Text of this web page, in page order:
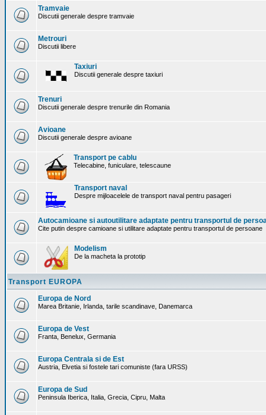
Tramvaie
Discutii generale despre tramvaie
Metrouri
Discutii libere
Taxiuri
Discutii generale despre taxiuri
Trenuri
Discutii generale despre trenurile din Romania
Avioane
Discutii generale despre avioane
Transport pe cablu
Telecabine, funiculare, telescaune
Transport naval
Despre mijloacelele de transport naval pentru pasageri
Autocamioane si autoutilitare adaptate pentru transportul de
Cite putin despre camioane si utilitare adaptate pentru transportul de persoane
Modelism
De la macheta la prototip
Transport EUROPA
Europa de Nord
Marea Britanie, Irlanda, tarile scandinave, Danemarca
Europa de Vest
Franta, Benelux, Germania
Europa Centrala si de Est
Austria, Elvetia si fostele tari comuniste (fara URSS)
Europa de Sud
Peninsula Iberica, Italia, Grecia, Cipru, Malta